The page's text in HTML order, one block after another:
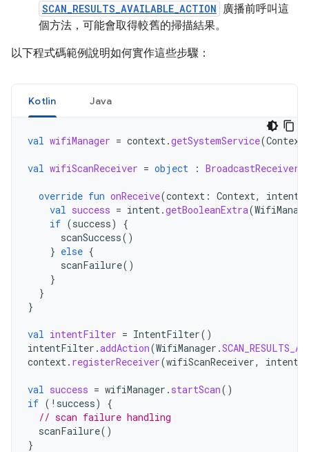
SCAN_RESULTS_AVAILABLE_ACTION 廣播前呼叫這
個方法，可能會取得較舊的掃描結果。
以下程式碼範例說明如何實作這些步驟：
Kotlin Java
val wifiManager = context.getSystemService(Context
val wifiScanReceiver = object : BroadcastReceiver
override fun onReceive(context : Context, intent
val success = intent.getBooleanExtra(
if (success)
{
scanSuccess()
} else {
scanFailure()
}
}
}
val intentFilter = IntentFilter()
intentFilter .addAction(WifiManager .
context. registerReceiver(wifiScanReceiver,
val success = wifiManager . startScan()
if ( ! success)
{
// scan failure handling
scanFailure()
}